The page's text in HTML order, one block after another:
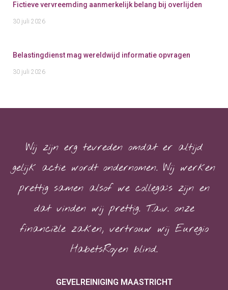
Fictieve vervreemding aanmerkelijk belang bij overlijden
30 juli 2026
Belastingdienst mag wereldwijd informatie opvragen
30 juli 2026
Wij zijn erg tevreden omdat er altijd
gelijk actie wordt ondernomen. Wij werken
prettig samen alsof we collega’s zijn en
dat vinden wij prettig. T.a.v. onze
financiële zaken, vertrouw wij Euregio
HabetsRoyen blind.
GEVELREINIGING MAASTRICHT